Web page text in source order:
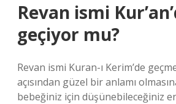
Revan ismi
geçiyor mu?
Revan ismi Kuran-ı Kerim’de
açısından güzel bir anlamı
bebeğiniz için düşünebileceğiniz